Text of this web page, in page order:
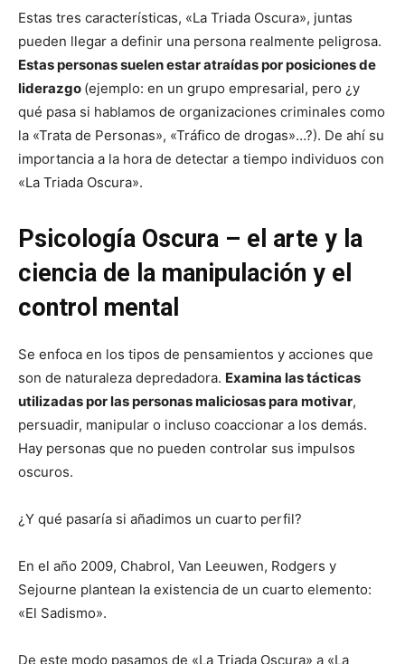
Estas tres características, «La Triada Oscura», juntas
pueden llegar a definir una persona realmente peligrosa.
Estas personas suelen estar atraídas por posiciones de
liderazgo (ejemplo: en un grupo empresarial, pero ¿y
qué pasa si hablamos de organizaciones criminales como
la «Trata de Personas», «Tráfico de drogas»…?). De ahí su
importancia a la hora de detectar a tiempo individuos con
«La Triada Oscura».
Psicología Oscura – el arte y la
ciencia de la manipulación y el
control mental
Se enfoca en los tipos de pensamientos y acciones que
son de naturaleza depredadora. Examina las tácticas
utilizadas por las personas maliciosas para motivar,
persuadir, manipular o incluso coaccionar a los demás.
Hay personas que no pueden controlar sus impulsos
oscuros.
¿Y qué pasaría si añadimos un cuarto perfil?
En el año 2009, Chabrol, Van Leeuwen, Rodgers y
Sejourne plantean la existencia de un cuarto elemento:
«El Sadismo».
De este modo pasamos de «La Triada Oscura» a «La